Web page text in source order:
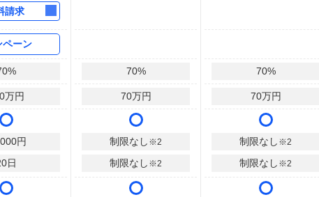
請求
ペーン
%
万円
円
日
70%
70万円
制限なし ※2
制限なし ※2
70%
70万円
制限なし ※2
制限なし ※2